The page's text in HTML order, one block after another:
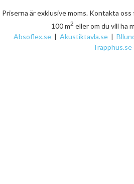
Priserna är exklusive moms. Kontakta
100 m2 eller om du vill ha
Absoflex.se | Akustiktavla.se |
Trapphus.se